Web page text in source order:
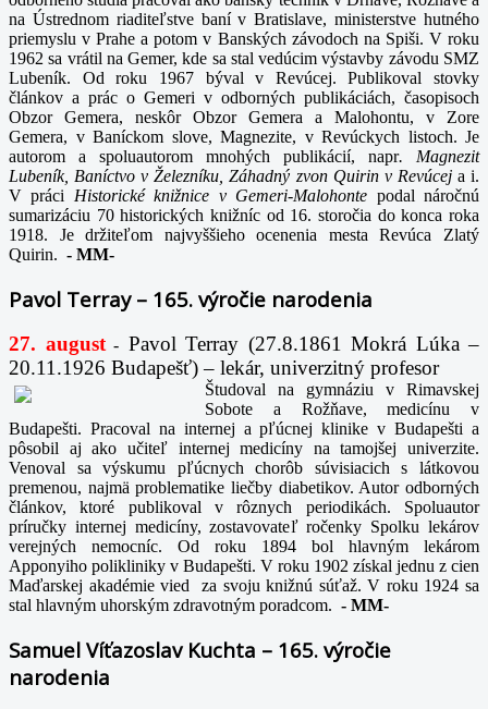
na Ústrednom riaditeľstve baní v Bratislave, ministerstve hutného
priemyslu v Prahe a potom v Banských závodoch na Spiši. V roku
1962 sa vrátil na Gemer, kde sa stal vedúcim výstavby závodu SMZ
Lubeník. Od roku 1967 býval v Revúcej. Publikoval stovky
článkov a prác o Gemeri v odborných publikáciách, časopisoch
Obzor Gemera, neskôr Obzor Gemera a Malohontu, v Zore
Gemera, v Baníckom slove, Magnezite, v Revúckych listoch. Je
autorom a spoluautorom mnohých publikácií, napr. Magnezit
Lubeník, Baníctvo v Železníku, Záhadný zvon Quirin v Revúcej a i.
V práci Historické knižnice v Gemeri-Malohonte podal náročnú
sumarizáciu 70 historických knižníc od 16. storočia do konca roka
1918. Je držiteľom najvyššieho ocenenia mesta Revúca Zlatý
Quirin. - MM-
Pavol Terray – 165. výročie narodenia
27. august- Pavol Terray (27.8.1861 Mokrá Lúka –
20.11.1926 Budapešť) – lekár, univerzitný profesor
Študoval na gymnáziu v Rimavskej
Sobote a Rožňave, medicínu v
Budapešti. Pracoval na internej a pľúcnej klinike v Budapešti a
pôsobil aj ako učiteľ internej medicíny na tamojšej univerzite.
Venoval sa výskumu pľúcnych chorôb súvisiacich s látkovou
premenou, najmä problematike liečby diabetikov. Autor odborných
článkov, ktoré publikoval v rôznych periodikách. Spoluautor
príručky internej medicíny, zostavovateľ ročenky Spolku lekárov
verejných nemocníc. Od roku 1894 bol hlavným lekárom
Apponyiho polikliniky v Budapešti. V roku 1902 získal jednu z cien
Maďarskej akadémie vied za svoju knižnú súťaž. V roku 1924 sa
stal hlavným uhorským zdravotným poradcom. - MM-
Samuel Víťazoslav Kuchta – 165. výročie
narodenia